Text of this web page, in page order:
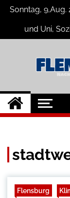
Skip
content
Sonntag, 9,Aug.
und Uni,
Umgebung
Flensburg